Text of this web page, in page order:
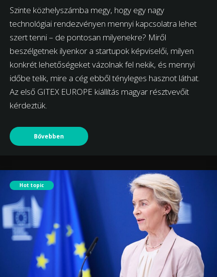
Szinte közhelyszámba megy, hogy egy nagy
technológiai rendezvényen mennyi kapcsolatra lehet
szert tenni – de pontosan milyenekre? Miről
beszélgetnek ilyenkor a startupok képviselői, milyen
konkrét lehetőségeket vázolnak fel nekik, és mennyi
időbe telik, mire a cég ebből tényleges hasznot láthat.
Az első GITEX EUROPE kiállítás magyar résztvevőit
kérdeztük.
Bővebben
Hot topic